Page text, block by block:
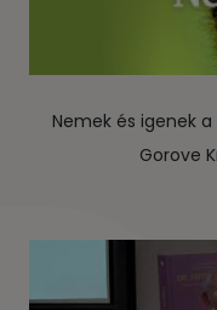
Nemek és igenek
Gorove